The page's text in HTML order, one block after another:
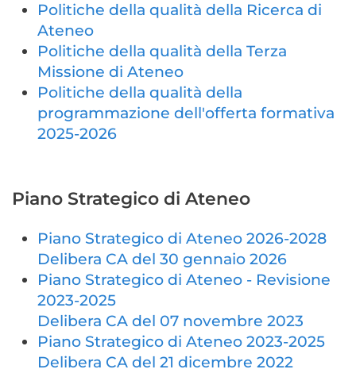
Politiche della qualità della Ricerca di
Ateneo
Politiche della qualità della Terza
Missione di Ateneo
Politiche della qualità della
programmazione dell'offerta formativa
2025-2026
Piano Strategico di Ateneo
Piano Strategico di Ateneo 2026-2028
Delibera CA del 30 gennaio 2026
Piano Strategico di Ateneo - Revisione
2023-2025
Delibera CA del 07 novembre 2023
Piano Strategico di Ateneo 2023-2025
Delibera CA del 21 dicembre 2022